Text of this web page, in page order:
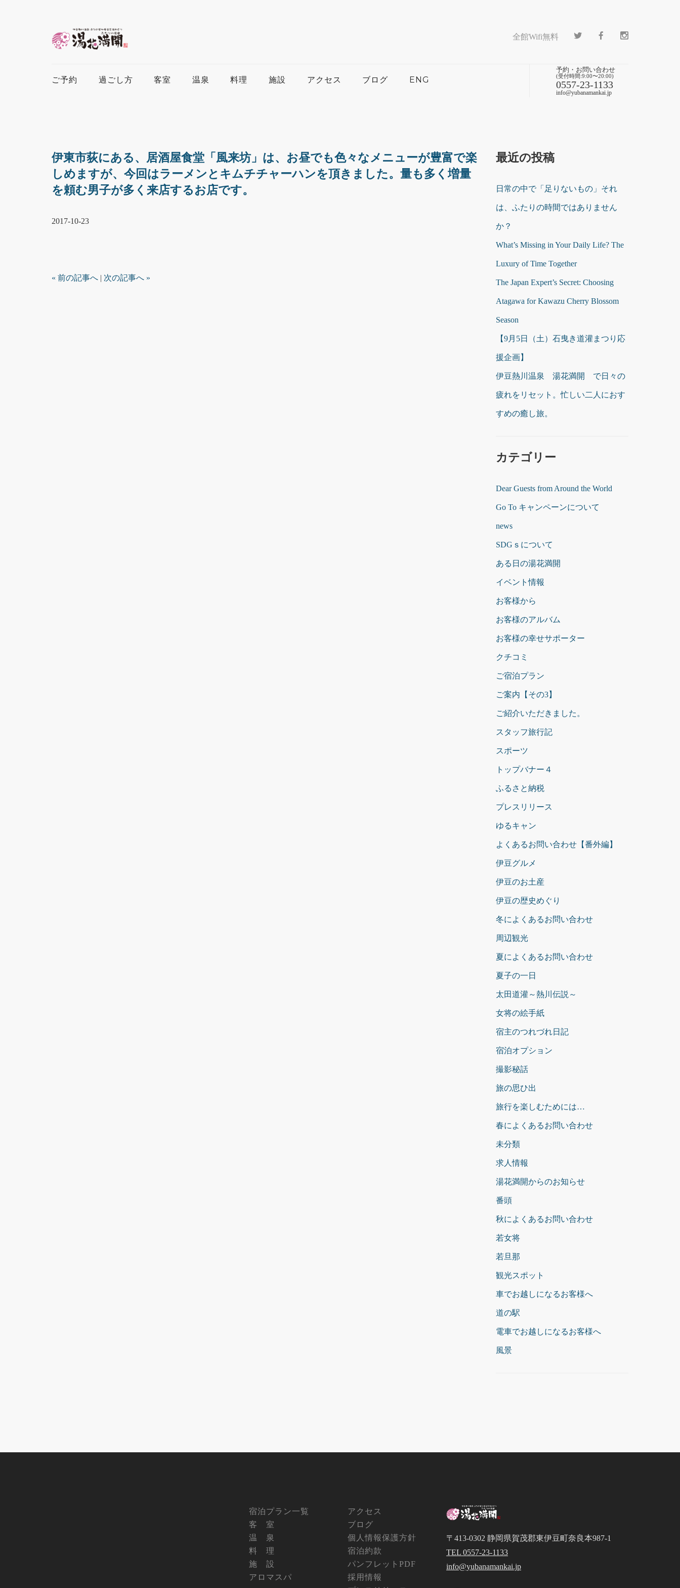
全館Wifi無料
ご予約 過ごし方 客室 温泉 料理 施設 アクセス ブログ ENG
予約・お問い合わせ
(受付時間:9:00〜20:00)
0557-23-1133
info@yubanamankai.jp
伊東市荻にある、居酒屋食堂「風来坊」は、お昼でも色々なメニューが豊富で楽
しめますが、今回はラーメンとキムチチャーハンを頂きました。量も多く増量
を頼む男子が多く来店するお店です。
2017-10-23
« 前の記事へ | 次の記事へ »
最近の投稿
日常の中で「足りないもの」それ
は、ふたりの時間ではありません
か？
What’s Missing in Your Daily Life? The
Luxury of Time Together
The Japan Expert’s Secret: Choosing
Atagawa for Kawazu Cherry Blossom
Season
【9月5日（土）石曳き道灌まつり応
援企画】
伊豆熱川温泉 湯花満開 で日々の
疲れをリセット。忙しい二人におす
すめの癒し旅。
カテゴリー
Dear Guests from Around the World
Go To キャンペーンについて
news
SDGｓについて
ある日の湯花満開
イベント情報
お客様から
お客様のアルバム
お客様の幸せサポーター
クチコミ
ご宿泊プラン
ご案内【その3】
ご紹介いただきました。
スタッフ旅行記
スポーツ
トップバナー４
ふるさと納税
プレスリリース
ゆるキャン
よくあるお問い合わせ【番外編】
伊豆グルメ
伊豆のお土産
伊豆の歴史めぐり
冬によくあるお問い合わせ
周辺観光
夏によくあるお問い合わせ
夏子の一日
太田道灌～熱川伝説～
女将の絵手紙
宿主のつれづれ日記
宿泊オプション
撮影秘話
旅の思ひ出
旅行を楽しむためには…
春によくあるお問い合わせ
未分類
求人情報
湯花満開からのお知らせ
番頭
秋によくあるお問い合わせ
若女将
若旦那
観光スポット
車でお越しになるお客様へ
道の駅
電車でお越しになるお客様へ
風景
宿泊プラン一覧
客 室
温 泉
料 理
施 設
アロマスパ
アクセス
ブログ
個人情報保護方針
宿泊約款
パンフレットPDF
採用情報
〒413-0302 静岡県賀茂郡東伊豆町奈良本987-1
TEL 0557-23-1133
info@yubanamankai.jp